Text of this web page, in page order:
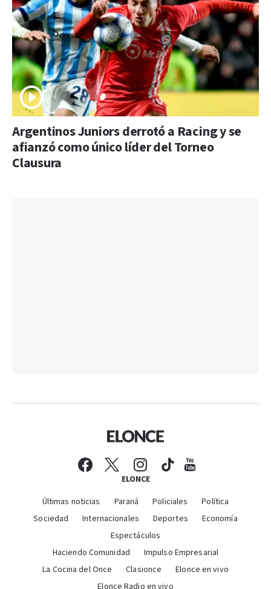
Argentinos Juniors derrotó a Racing y se
afianzó como único líder del Torneo
Clausura
ELONCE
Últimas noticias Paraná Policiales
Política
Sociedad
Internacionales Deportes
Economía
Espectáculos
Haciendo Comunidad
Impulso Empresarial
La Cocina del Once
Clasionce
Elonce en vivo
Elonce Radio en vivo